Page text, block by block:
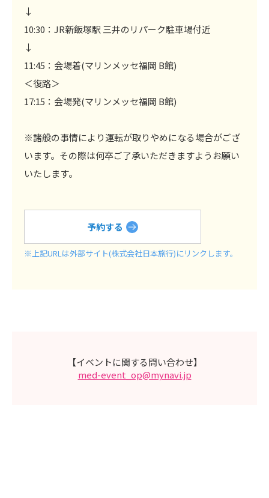
↓
10:30：JR新飯塚駅 三井のリパーク駐車場付近
↓
11:45：会場着(マリンメッセ福岡 B館)
＜復路＞
17:15：会場発(マリンメッセ福岡 B館)
※諸般の事情により運転が取りやめになる場合がござ
います。その際は何卒ご了承いただきますようお願い
いたします。
予約する
※上記URLは外部サイト(株式会社日本旅行)にリンクします。
【イベントに関する問い合わせ】
med-event_op@mynavi.jp